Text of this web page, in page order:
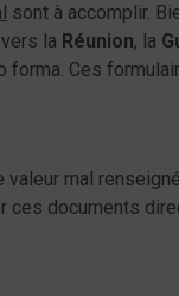
sont à accomplir.
la Réunion, la
forma. Ces
valeur mal
ces documents